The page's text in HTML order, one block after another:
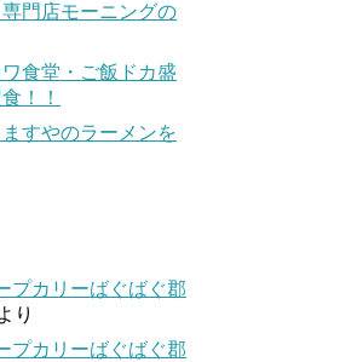
門店モーニングの
ワ食堂・ご飯ドカ盛
！！
ますやのラーメンを
プカリーばぐばぐ郡
り
プカリーばぐばぐ郡